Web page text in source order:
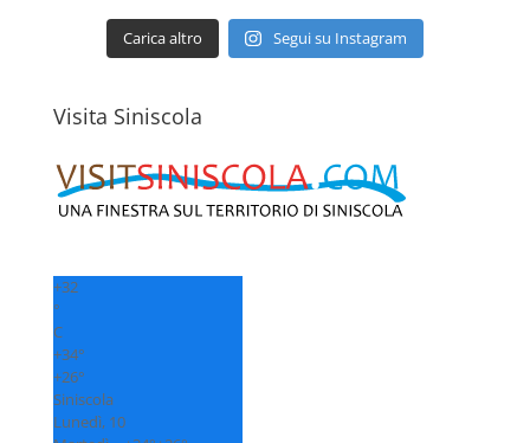
Carica altro Segui su Instagram
Visita Siniscola
+32
°
C
+34°
+26°
Siniscola
Lunedì, 10